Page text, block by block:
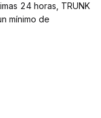
24 horas, TRUNK
mínimo de